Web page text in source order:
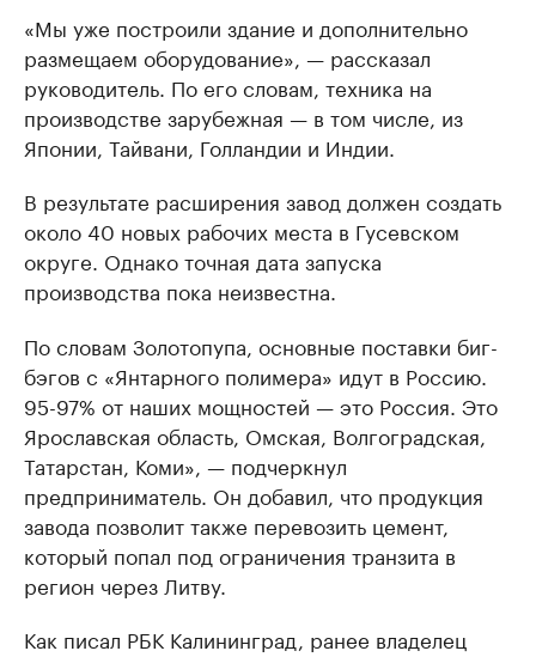
«Мы уже построили здание и дополнительно
размещаем оборудование», — рассказал
руководитель. По его словам, техника на
производстве зарубежная — в том числе, из
Японии, Тайвани, Голландии и Индии.
В результате расширения завод должен создать
около 40 новых рабочих места в Гусевском
округе. Однако точная дата запуска
производства пока неизвестна.
По словам Золотопупа, основные поставки биг-
бэгов с «Янтарного полимера» идут в Россию.
95-97% от наших мощностей — это Россия. Это
Ярославская область, Омская, Волгоградская,
Татарстан, Коми», — подчеркнул
предприниматель. Он добавил, что продукция
завода позволит также перевозить цемент,
который попал под ограничения транзита в
регион через Литву.
Как писал РБК Калининград, ранее владелец